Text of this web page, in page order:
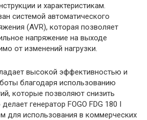
и характеристикам.
системой автоматического
(AVR), которая позволяет
напряжение на выходе
от изменений нагрузки.
высокой эффективностью и
благодаря использованию
которые позволяют снизить
генератор FOGO FDG 180 I
для использования в коммерческих